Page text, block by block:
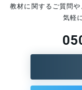
教材に関するご質問
気軽